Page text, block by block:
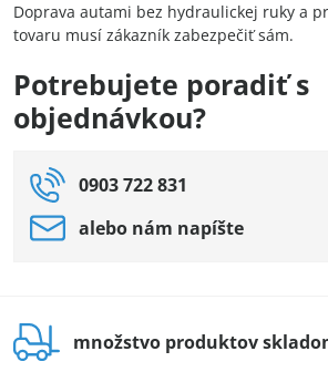
Doprava autami bez hydraulickej ruky a
tovaru musí zákazník zabezpečiť sám.
Potrebujete poradiť s
objednávkou?
0903 722 831
alebo nám napíšte
množstvo produktov